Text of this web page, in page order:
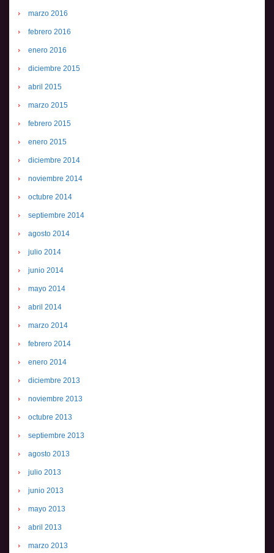
marzo 2016
febrero 2016
enero 2016
diciembre 2015
abril 2015
marzo 2015
febrero 2015
enero 2015
diciembre 2014
noviembre 2014
octubre 2014
septiembre 2014
agosto 2014
julio 2014
junio 2014
mayo 2014
abril 2014
marzo 2014
febrero 2014
enero 2014
diciembre 2013
noviembre 2013
octubre 2013
septiembre 2013
agosto 2013
julio 2013
junio 2013
mayo 2013
abril 2013
marzo 2013